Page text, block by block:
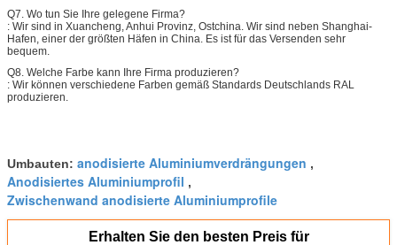
Q7. Wo tun Sie Ihre gelegene Firma?
: Wir sind in Xuancheng, Anhui Provinz, Ostchina. Wir sind neben Shanghai-
Hafen, einer der größten Häfen in China. Es ist für das Versenden sehr
bequem.
Q8. Welche Farbe kann Ihre Firma produzieren?
: Wir können verschiedene Farben gemäß Standards Deutschlands RAL
produzieren.
Umbauten: anodisierte Aluminiumverdrängungen ,
Anodisiertes Aluminiumprofil ,
Zwischenwand anodisierte Aluminiumprofile
Erhalten Sie den besten Preis für